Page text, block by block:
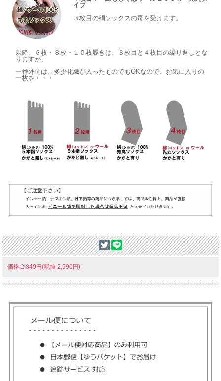
イプ
３枚目の絹ソックスの毒を受けます。
以降、６枚・８枚・１０枚履きは、３枚目と４枚目の繰り返しとな
りますが、
一番外側は、多少化繊が入ったものでもOKなので、お気に入りの
一枚を・・・
価格:2,849円(税抜 2,590円)